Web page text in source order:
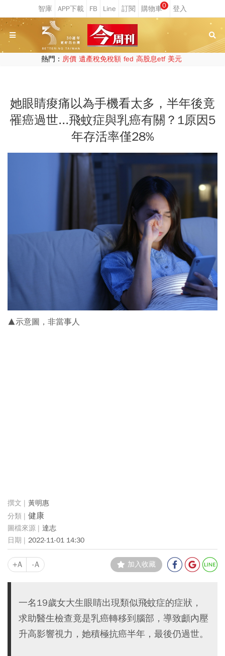
0
熱門： 房價 遺產稅免稅額 fed 高股息etf 美元
她眼睛痠痛以為手機看太多，半年後竟
罹癌過世...飛蚊症與乳癌有關？1原因5
年存活率僅28%
▲示意圖，非當事人
黃明惠
健康
達志
2022-11-01 14:30
+A -A 加入收藏
一名19歲女大生眼睛出現類似飛蚊症的症狀，
求助醫生檢查竟是乳癌轉移到腦部，導致顱內壓
升高影響視力，她積極抗癌半年，最後仍過世。